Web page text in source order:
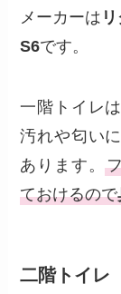
メーカーは
S6です。
一階トイレ
汚れや匂い
あります。
ておけるので
二階トイレ